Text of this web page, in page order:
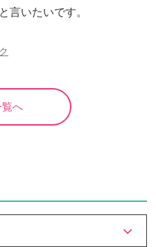
言いたいです。
覧へ